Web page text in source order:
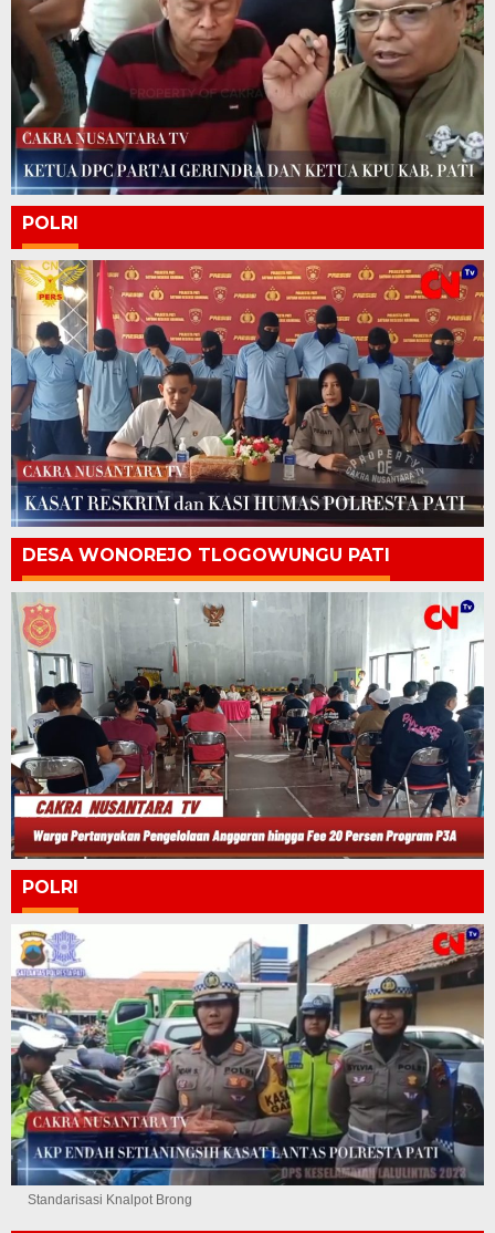
POLRI
DESA WONOREJO TLOGOWUNGU PATI
POLRI
Standarisasi Knalpot Brong